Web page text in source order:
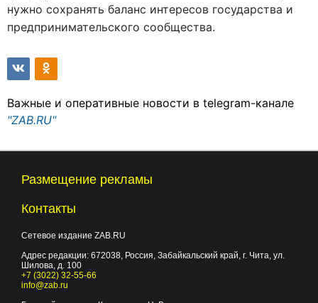
нужно сохранять баланс интересов государства и
предпринимательского сообщества.
Важные и оперативные новости в telegram-канале
"ZAB.RU"
Размещение рекламы
Контакты
Сетевое издание ZAB.RU
Адрес редакции: 672038, Россия, Забайкальский край, г. Чита, ул.
Шилова, д. 100
+7 (3022) 32-55-66
info@zab.ru